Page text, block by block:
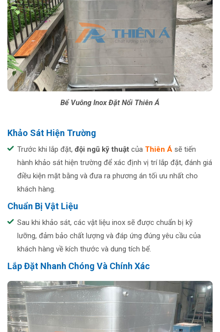
Bể Vuông Inox Đặt Nổi Thiên Á
Khảo Sát Hiện Trường
Trước khi lắp đặt, đội ngũ kỹ thuật của Thiên Á sẽ tiến
hành khảo sát hiện trường để xác định vị trí lắp đặt, đánh giá
điều kiện mặt bằng và đưa ra phương án tối ưu nhất cho
khách hàng.
Chuẩn Bị Vật Liệu
Sau khi khảo sát, các vật liệu inox sẽ được chuẩn bị kỹ
lưỡng, đảm bảo chất lượng và đáp ứng đúng yêu cầu của
khách hàng về kích thước và dung tích bể.
Lắp Đặt Nhanh Chóng Và Chính Xác